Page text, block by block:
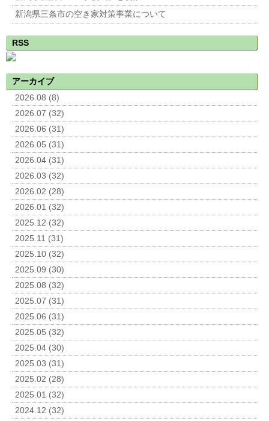
新潟県三条市の空き家対策事業について
RSS
アーカイブ
2026.08 (8)
2026.07 (32)
2026.06 (31)
2026.05 (31)
2026.04 (31)
2026.03 (32)
2026.02 (28)
2026.01 (32)
2025.12 (32)
2025.11 (31)
2025.10 (32)
2025.09 (30)
2025.08 (32)
2025.07 (31)
2025.06 (31)
2025.05 (32)
2025.04 (30)
2025.03 (31)
2025.02 (28)
2025.01 (32)
2024.12 (32)